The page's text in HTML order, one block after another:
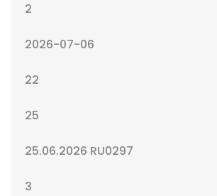
2
2026-07-06
22
25
25.06.2026 RU0297
3